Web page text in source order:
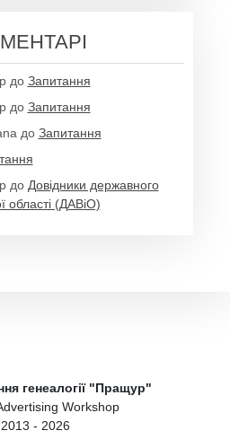
до Запитання
до Запитання
до Запитання
до Довідники державного
області (ДАВіО)
генеалогії "Пращур"
Workshop
- 2026